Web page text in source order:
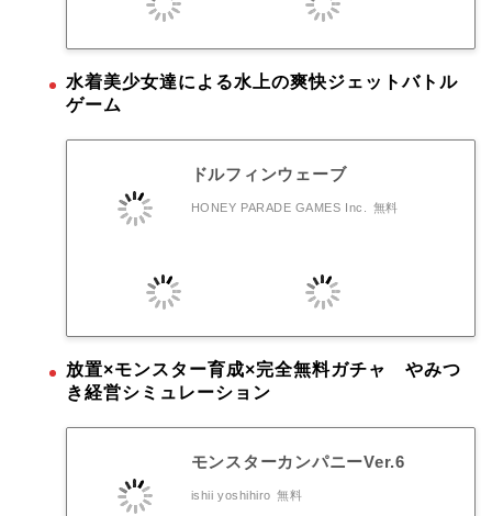
水着美少女達による水上の爽快ジェットバトル
ゲーム
ドルフィンウェーブ
HONEY PARADE GAMES Inc. 無料
放置×モンスター育成×完全無料ガチャ やみつ
き経営シミュレーション
モンスターカンパニーVer.6
ishii yoshihiro 無料